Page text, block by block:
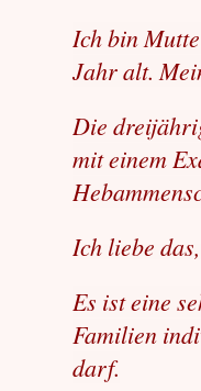
Ich bin
Jahr alt.
Die
mit einem
Ich liebe
Es ist eine
Familien
darf.